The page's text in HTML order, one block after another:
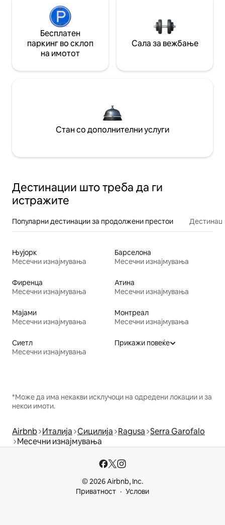
Бесплатен
паркинг во склоп
на имотот
Сала за вежбање
Стан со дополнителни услуги
Дестинации што треба да ги
истражите
Популарни дестинации за продолжени престои
Њујорк
Месечни изнајмувања
Барселона
Месечни изнајмувања
Фиренца
Месечни изнајмувања
Атина
Месечни изнајмувања
Мајами
Месечни изнајмувања
Монтреал
Месечни изнајмувања
Сиетл
Месечни изнајмувања
Прикажи повеќе
*Може да има некакви исклучоци на одредени локации и за
некои имоти.
Airbnb Италија Сицилија Ragusa Serra Garofalo
Месечни изнајмувања
© 2026 Airbnb, Inc.
Приватност
Услови